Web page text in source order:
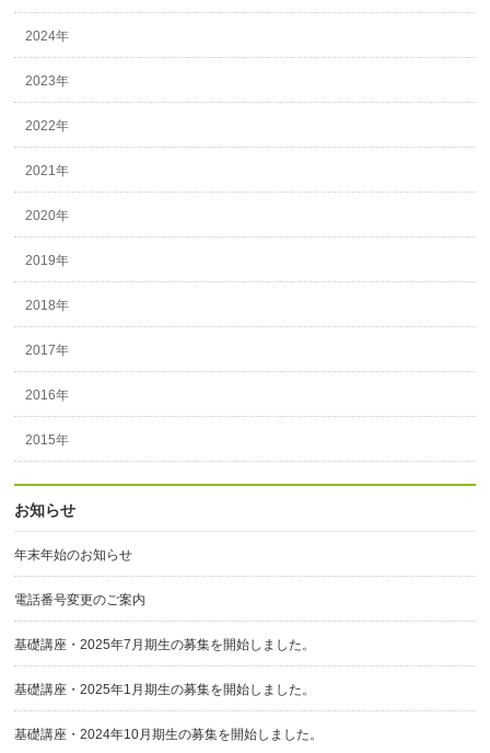
2024年
2023年
2022年
2021年
2020年
2019年
2018年
2017年
2016年
2015年
お知らせ
年末年始のお知らせ
電話番号変更のご案内
基礎講座・2025年7月期生の募集を開始しました。
基礎講座・2025年1月期生の募集を開始しました。
基礎講座・2024年10月期生の募集を開始しました。